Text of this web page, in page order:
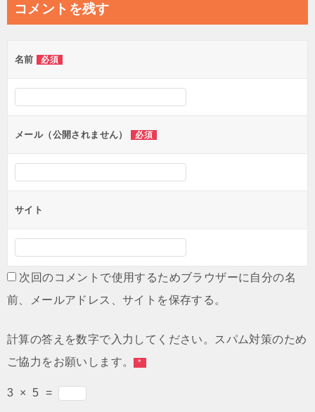
ビ
ー
シ
ン
コメントを残す
名前 必須
メール（公開されません） 必須
サイト
次回のコメントで使用するためブラウザーに自分の名
前、メールアドレス、サイトを保存する。
計算の答えを数字で入力してください。スパム対策のため
ご協力をお願いします。 *
3 × 5 =